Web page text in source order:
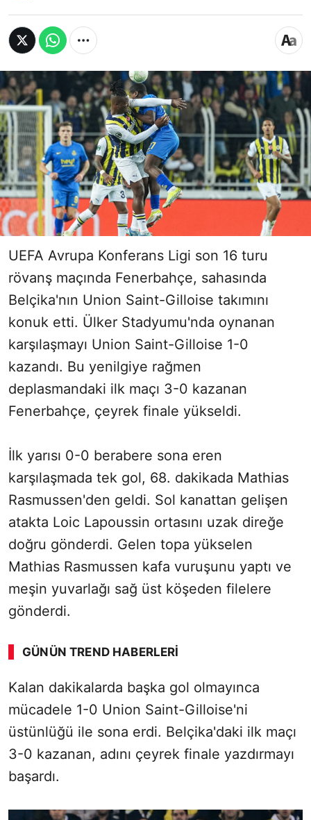
UEFA Avrupa Konferans Ligi son 16 turu
rövanş maçında Fenerbahçe, sahasında
Belçika'nın Union Saint-Gilloise takımını
konuk etti. Ülker Stadyumu'nda oynanan
karşılaşmayı Union Saint-Gilloise 1-0
kazandı. Bu yenilgiye rağmen
deplasmandaki ilk maçı 3-0 kazanan
Fenerbahçe, çeyrek finale yükseldi.
İlk yarısı 0-0 berabere sona eren
karşılaşmada tek gol, 68. dakikada Mathias
Rasmussen'den geldi. Sol kanattan gelişen
atakta Loic Lapoussin ortasını uzak direğe
doğru gönderdi. Gelen topa yükselen
Mathias Rasmussen kafa vuruşunu yaptı ve
meşin yuvarlağı sağ üst köşeden filelere
gönderdi.
GÜNÜN TREND HABERLERI
SÖZCÜ SON DAKİKA
Kalan dakikalarda başka gol olmayınca
mücadele 1-0 Union Saint-Gilloise'ni
üstünlüğü ile sona erdi. Belçika'daki ilk maçı
3-0 kazanan, adını çeyrek finale yazdırmayı
başardı.